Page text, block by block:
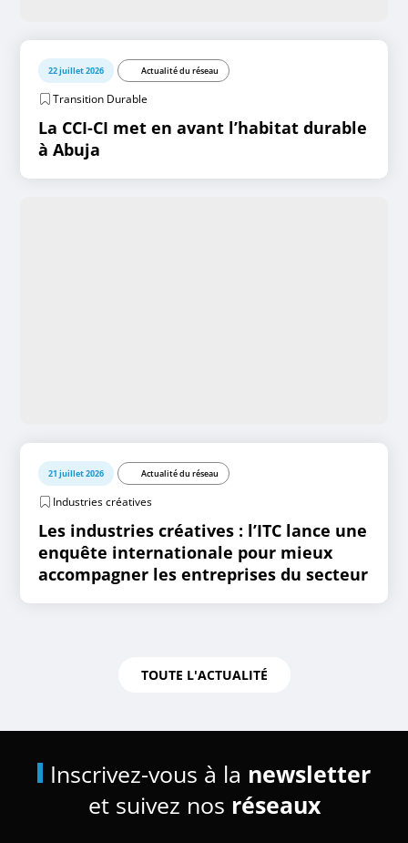
22 juillet 2026 Actualité du réseau
Transition Durable
La CCI-CI met en avant l’habitat durable
à Abuja
21 juillet 2026 Actualité du réseau
Industries créatives
Les industries créatives : l’ITC lance une
enquête internationale pour mieux
accompagner les entreprises du secteur
TOUTE L'ACTUALITÉ
Inscrivez-vous à la newsletter
et suivez nos réseaux